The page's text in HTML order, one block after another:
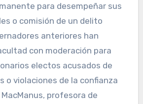
para desempeñar sus
o comisión de un delito
anteriores han
con moderación para
electos acusados de
o violaciones de la confianza
profesora de